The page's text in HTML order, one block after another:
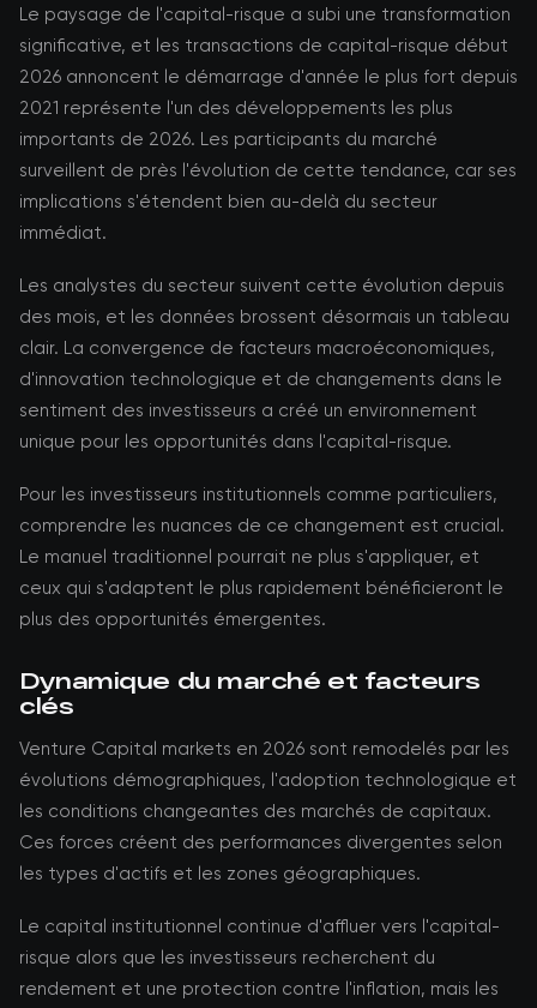
Le paysage de l'capital-risque a subi une transformation
significative, et les transactions de capital-risque début
2026 annoncent le démarrage d'année le plus fort depuis
2021 représente l'un des développements les plus
importants de 2026. Les participants du marché
surveillent de près l'évolution de cette tendance, car ses
implications s'étendent bien au-delà du secteur
immédiat.
Les analystes du secteur suivent cette évolution depuis
des mois, et les données brossent désormais un tableau
clair. La convergence de facteurs macroéconomiques,
d'innovation technologique et de changements dans le
sentiment des investisseurs a créé un environnement
unique pour les opportunités dans l'capital-risque.
Pour les investisseurs institutionnels comme particuliers,
comprendre les nuances de ce changement est crucial.
Le manuel traditionnel pourrait ne plus s'appliquer, et
ceux qui s'adaptent le plus rapidement bénéficieront le
plus des opportunités émergentes.
Dynamique du marché et facteurs
clés
Venture Capital markets en 2026 sont remodelés par les
évolutions démographiques, l'adoption technologique et
les conditions changeantes des marchés de capitaux.
Ces forces créent des performances divergentes selon
les types d'actifs et les zones géographiques.
Le capital institutionnel continue d'affluer vers l'capital-
risque alors que les investisseurs recherchent du
rendement et une protection contre l'inflation, mais les